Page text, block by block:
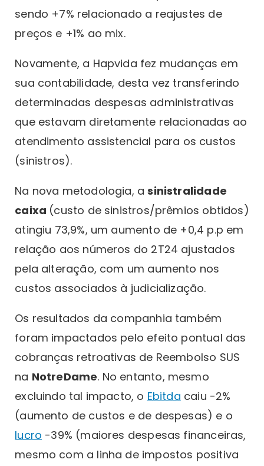
sendo +7% relacionado a reajustes de
preços e +1% ao mix.
Novamente, a Hapvida fez mudanças em
sua contabilidade, desta vez transferindo
determinadas despesas administrativas
que estavam diretamente relacionadas ao
atendimento assistencial para os custos
(sinistros).
Na nova metodologia, asinistralidade
caixa (custo de sinistros/prêmios obtidos)
atingiu 73,9%, um aumento de +0,4 p.p em
relação aos números do 2T24 ajustados
pela alteração, com um aumento nos
custos associados à judicialização.
Os resultados da companhia também
foram impactados pelo efeito pontual das
cobranças retroativas de Reembolso SUS
na NotreDame. No entanto, mesmo
excluindo tal impacto, o Ebitda caiu -2%
(aumento de custos e de despesas) e o
lucro -39% (maiores despesas financeiras,
mesmo com a linha de impostos positiva